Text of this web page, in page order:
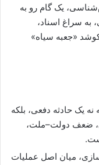
یک گام رو به
سراغ اسناد،
«جعبه سیاه»
یک حادثه دفعی، بلکه
ضعف دولت–ملت،
میان اصل عملیات